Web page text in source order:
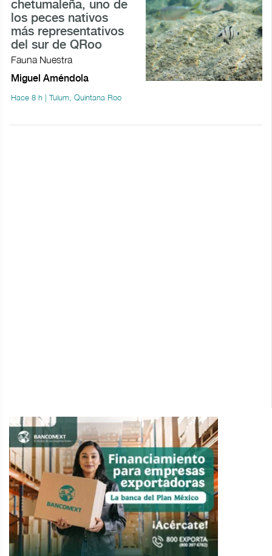
chetumaleña, uno de
los peces nativos
más representativos
del sur de QRoo
Fauna Nuestra
Miguel Améndola
Hace 8 h | Tulum, Quintana Roo